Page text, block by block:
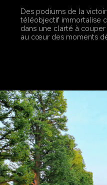
Des podiums de la
téléobjectif immortalise
dans une clarté à
au cœur des moments